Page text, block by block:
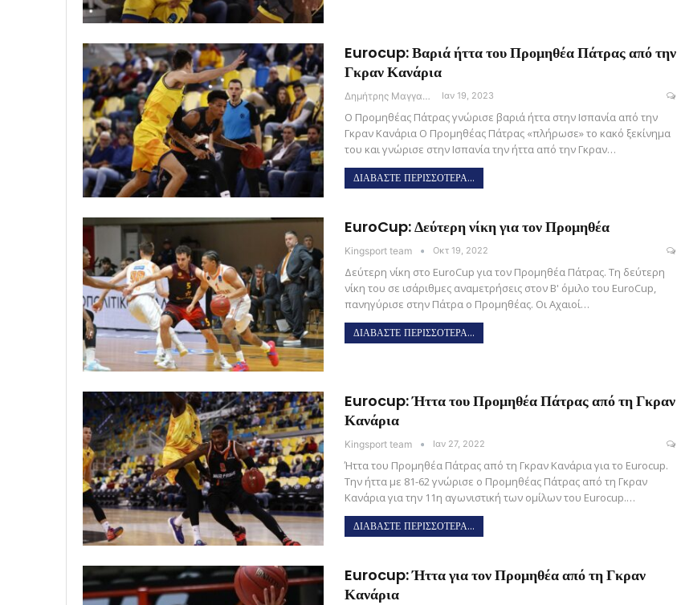
Eurocup: Βαριά ήττα του Προμηθέα Πάτρας από την
Γκραν Κανάρια
Δημήτρης Μαγγανάρης Ιαν 19, 2023
Ο Προμηθέας Πάτρας γνώρισε βαριά ήττα στην Ισπανία από την
Γκραν Κανάρια Ο Προμηθέας Πάτρας «πλήρωσε» το κακό ξεκίνημα
του και γνώρισε στην Ισπανία την ήττα από την Γκραν…
ΔΙΑΒΑΣΤΕ ΠΕΡΙΣΣΟΤΕΡΑ...
EuroCup: Δεύτερη νίκη για τον Προμηθέα
Kingsport team Οκτ 19, 2022
Δεύτερη νίκη στο EuroCup για τον Προμηθέα Πάτρας. Τη δεύτερη
νίκη του σε ισάριθμες αναμετρήσεις στον Β' όμιλο του EuroCup,
πανηγύρισε στην Πάτρα ο Προμηθέας. Οι Αχαιοί…
ΔΙΑΒΑΣΤΕ ΠΕΡΙΣΣΟΤΕΡΑ...
Eurocup: Ήττα του Προμηθέα Πάτρας από τη Γκραν
Κανάρια
Kingsport team Ιαν 27, 2022
Ήττα του Προμηθέα Πάτρας από τη Γκραν Κανάρια για το Eurocup.
Την ήττα με 81-62 γνώρισε ο Προμηθέας Πάτρας από τη Γκραν
Κανάρια για την 11η αγωνιστική των ομίλων του Eurocup.…
ΔΙΑΒΑΣΤΕ ΠΕΡΙΣΣΟΤΕΡΑ...
Eurocup: Ήττα για τον Προμηθέα από τη Γκραν
Κανάρια